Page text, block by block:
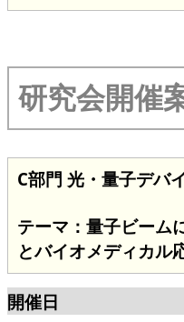
研究会開催
C部門 光・量子デバ
テーマ：量子ビーム
とバイオメディカル
開催日